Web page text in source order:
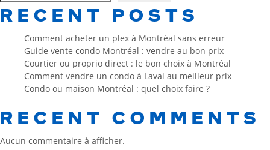
RECENT POSTS
Comment acheter un plex à Montréal sans erreur
Guide vente condo Montréal : vendre au bon prix
Courtier ou proprio direct : le bon choix à Montréal
Comment vendre un condo à Laval au meilleur prix
Condo ou maison Montréal : quel choix faire ?
RECENT COMMENTS
Aucun commentaire à afficher.